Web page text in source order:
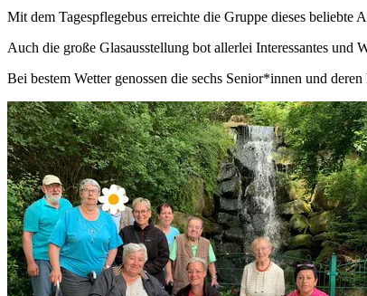
Mit dem Tagespflegebus erreichte die Gruppe dieses
Auch die große Glasausstellung bot allerlei Interessantes und
Bei bestem Wetter genossen die sechs Senior*innen und